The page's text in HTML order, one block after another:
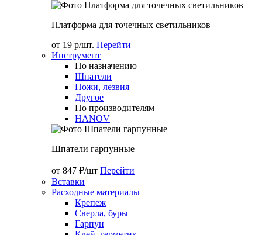
Платформа для точечных светильников
от 19 р/шт. Перейти
Инструмент
По назначению
Шпатели
Ножи, лезвия
Другое
По производителям
HANOV
Шпатели гарпунные
от 847 ₽/шт Перейти
Вставки
Расходные материалы
Крепеж
Сверла, буры
Гарпун